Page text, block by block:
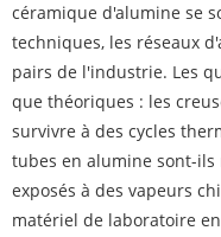
céramique d'alumine se
techniques, les réseaux
pairs de l'industrie. Les
que théoriques : les
survivre à des cycles
tubes en alumine sont-ils
exposés à des vapeurs
matériel de laboratoire